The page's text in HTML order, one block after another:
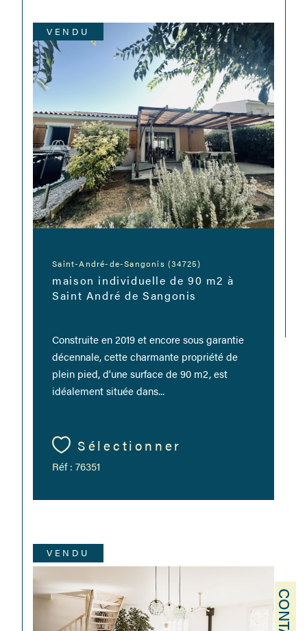
Saint-André-de-Sangonis (34725)
maison individuelle de 90 m2 à
Saint André de Sangonis
Construite en 2019 et encore sous garantie
décennale, cette charmante propriété de
plein pied, d'une surface de 90 m2, est
idéalement située dans...
Sélectionner
Réf : 76351
VENDU
VENDU